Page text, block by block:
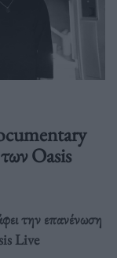
Oasis
την επανένωση
Live